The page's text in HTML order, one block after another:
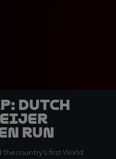
Dutch
run
the country's first World